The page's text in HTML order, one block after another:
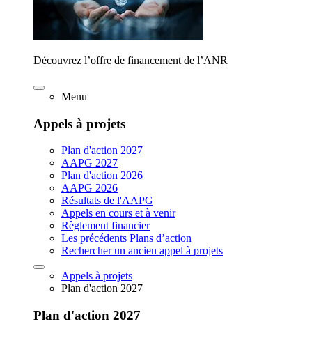
Découvrez l’offre de financement de l’ANR
Menu
Appels à projets
Plan d'action 2027
AAPG 2027
Plan d'action 2026
AAPG 2026
Résultats de l'AAPG
Appels en cours et à venir
Règlement financier
Les précédents Plans d’action
Rechercher un ancien appel à projets
Appels à projets
Plan d'action 2027
Plan d'action 2027